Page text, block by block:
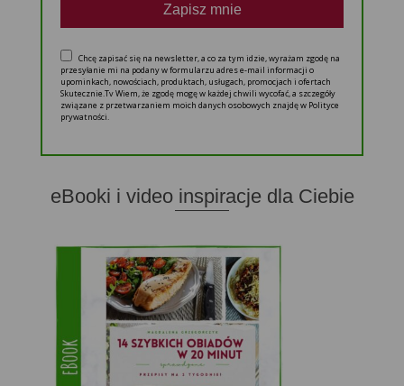
Zapisz mnie
Chcę zapisać się na newsletter, a co za tym idzie, wyrażam zgodę na
przesyłanie mi na podany w formularzu adres e-mail informacji o
upominkach, nowościach, produktach, usługach, promocjach i ofertach
Skutecznie.Tv Wiem, że zgodę mogę w każdej chwili wycofać, a szczegóły
związane z przetwarzaniem moich danych osobowych znajdę w Polityce
prywatności.
eBooki i video inspiracje dla Ciebie